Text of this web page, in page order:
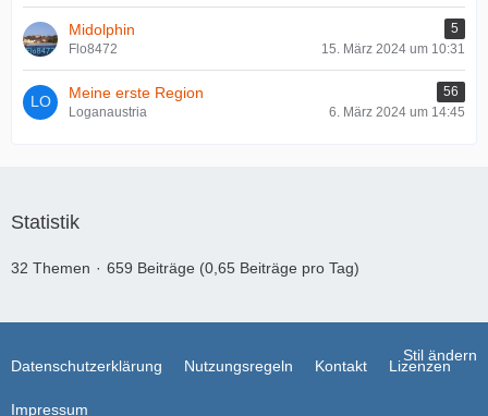
Midolphin
5
Flo8472
15. März 2024 um 10:31
Meine erste Region
56
Loganaustria
6. März 2024 um 14:45
Statistik
32 Themen 659 Beiträge (0,65 Beiträge pro Tag)
Stil ändern
Datenschutzerklärung Nutzungsregeln Kontakt Lizenzen
Impressum